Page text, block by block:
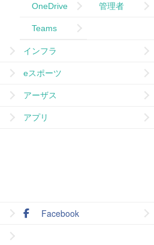
OneDrive 管理者
Teams
インフラ
eスポーツ
アーザス
アプリ
Facebook